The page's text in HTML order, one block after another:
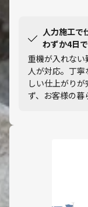
人力施工で
わずか4日
重機が入れな
人が対応。丁
しい仕上がり
ず、お客様の暮